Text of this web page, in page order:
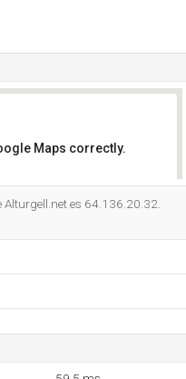
Maps correctly.
es 64.136.20.32.